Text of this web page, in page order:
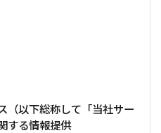
（以下総称して「当社サー
する情報提供